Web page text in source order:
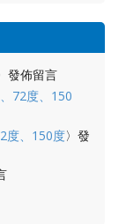
發佈留言
72度、150
度、150度〉發